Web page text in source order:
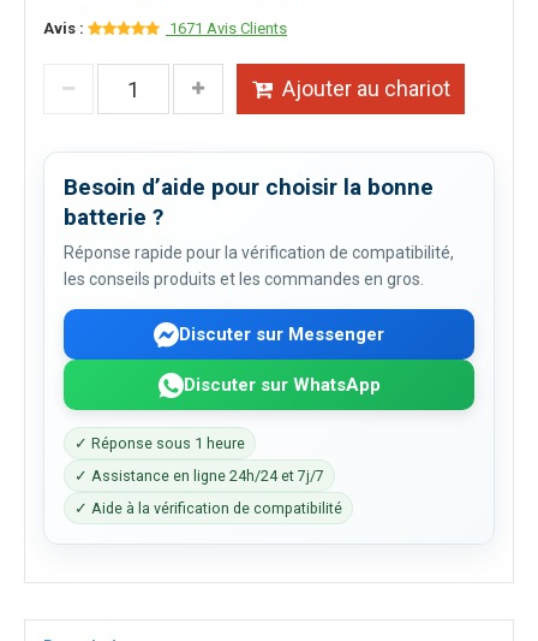
Avis : 1671 Avis Clients
Ajouter au chariot
Besoin d’aide pour choisir la bonne
batterie ?
Réponse rapide pour la vérification de compatibilité,
les conseils produits et les commandes en gros.
Discuter sur Messenger
Discuter sur WhatsApp
✓ Réponse sous 1 heure
✓ Assistance en ligne 24h/24 et 7j/7
✓ Aide à la vérification de compatibilité